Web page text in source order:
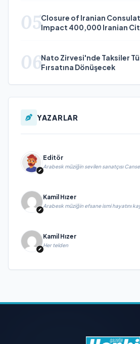
05Closure of Iranian
Impact 400,000 Iranian
06Nato Zirvesi'nde Taksiler
Fırsatına Dönüşecek
YAZARLAR
Editör
Arabesk müziğin sevilen sanatçısı
Kamil Hızer
Arabesk müziğin efsane ismi hayatını
Kamil Hızer
Her telden